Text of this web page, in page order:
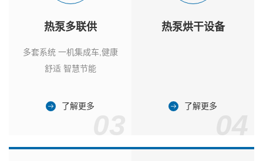
热泵多联供
多套系统 一机集成车,健康
舒适 智慧节能
了解更多
热泵烘干设备
了解更多